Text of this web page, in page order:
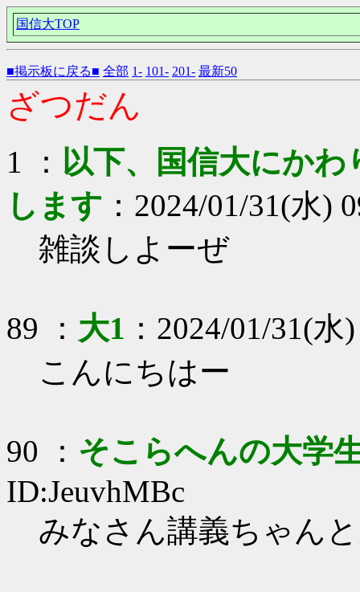
国信大TOP
■掲示板に戻る■ 全部 1- 101- 201- 最新50
ざつだん
1 ： 以下、国信大にか
します ：2024/01/31(水)
雑談しよーぜ
89 ： 大1 ：2024/01/31(
こんにちはー
90 ： そこらへんの大学
ID:JeuvhMBc
みなさん講義ちゃん